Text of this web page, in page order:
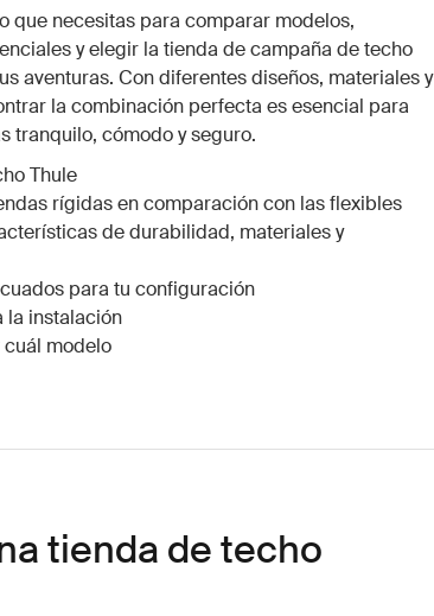
que necesitas para comparar modelos,
y elegir la tienda de campaña de techo
aventuras. Con diferentes diseños, materiales y
la combinación perfecta es esencial para
tranquilo, cómodo y seguro.
Thule
rígidas en comparación con las flexibles
de durabilidad, materiales y
para tu configuración
la instalación
modelo
tienda de techo